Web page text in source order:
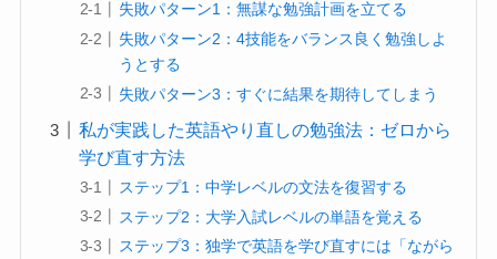
失敗パターン1：無謀な勉強計画を立てる
失敗パターン2：4技能をバランス良く勉強しよ
うとする
失敗パターン3：すぐに結果を期待してしまう
私が実践した英語やり直しの勉強法：ゼロから
学び直す方法
ステップ1：中学レベルの文法を復習する
ステップ2：大学入試レベルの単語を覚える
ステップ3：独学で英語を学び直すには「ながら